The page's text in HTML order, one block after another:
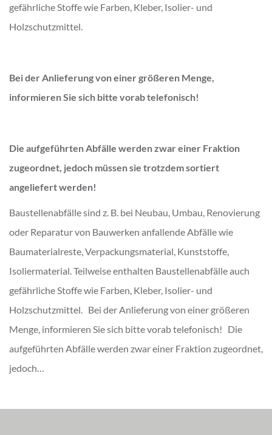
gefährliche Stoffe wie Farben, Kleber, Isolier- und
Holzschutzmittel.
Bei der Anlieferung von einer größeren Menge,
informieren Sie sich bitte vorab telefonisch!
Die aufgeführten Abfälle werden zwar einer Fraktion
zugeordnet, jedoch müssen sie trotzdem sortiert
angeliefert werden!
Baustellenabfälle sind z. B. bei Neubau, Umbau, Renovierung
oder Reparatur von Bauwerken anfallende Abfälle wie
Baumaterialreste, Verpackungsmaterial, Kunststoffe,
Isoliermaterial. Teilweise enthalten Baustellenabfälle auch
gefährliche Stoffe wie Farben, Kleber, Isolier- und
Holzschutzmittel. Bei der Anlieferung von einer größeren
Menge, informieren Sie sich bitte vorab telefonisch! Die
aufgeführten Abfälle werden zwar einer Fraktion zugeordnet,
jedoch…